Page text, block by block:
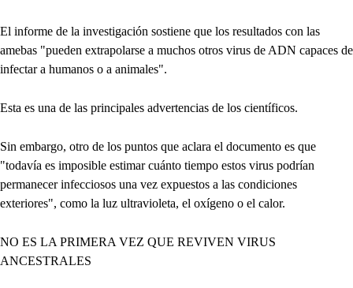
El informe de la investigación sostiene que los resultados con las
amebas "pueden extrapolarse a muchos otros virus de ADN capaces de
infectar a humanos o a animales".
Esta es una de las principales advertencias de los científicos.
Sin embargo, otro de los puntos que aclara el documento es que
"todavía es imposible estimar cuánto tiempo estos virus podrían
permanecer infecciosos una vez expuestos a las condiciones
exteriores", como la luz ultravioleta, el oxígeno o el calor.
NO ES LA PRIMERA VEZ QUE REVIVEN VIRUS
ANCESTRALES